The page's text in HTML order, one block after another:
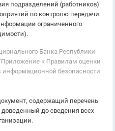
подразделений (работников)
по контролю передачи
ограниченного
Банка Республики
к Правилам оценки
информационной безопасности
содержащий перечень
до сведения всех